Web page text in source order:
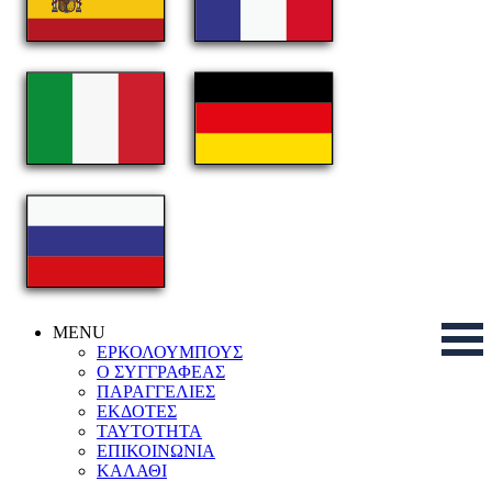
MENU
ΕΡΚΟΛΟΥΜΠΟΥΣ
Ο ΣΥΓΓΡΑΦΕΑΣ
ΠΑΡΑΓΓΕΛΙΕΣ
ΕΚΔΟΤΕΣ
ΤΑΥΤΟΤΗΤΑ
ΕΠΙΚΟΙΝΩΝΙΑ
ΚΑΛΑΘΙ